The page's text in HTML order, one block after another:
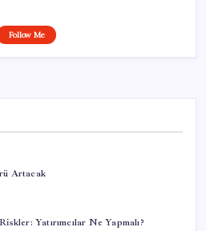
Follow Me
Artacak
Yatırımcılar Ne Yapmalı?